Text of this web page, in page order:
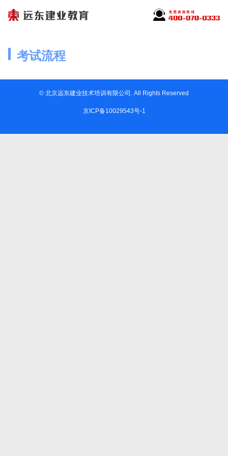
考试流程
© 北京远东建业技术培训有限公司. All Rights Reserved
京ICP备10029543号-1